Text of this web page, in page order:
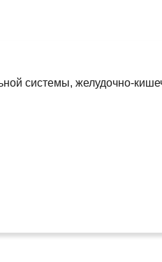
системы, желудочно-